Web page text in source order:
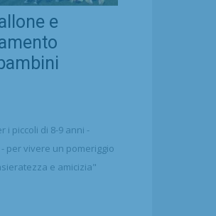
e
i piccoli di 8-9 anni -
per vivere un pomeriggio
e amicizia"